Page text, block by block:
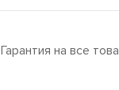
Гарантия на все